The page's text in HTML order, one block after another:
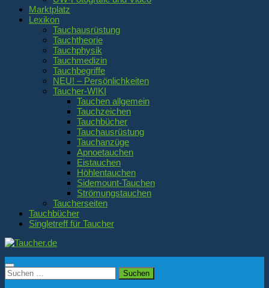
Marktplatz
Lexikon
Tauchausrüstung
Tauchtheorie
Tauchphysik
Tauchmedizin
Tauchbegriffe
NEU! – Persönlichkeiten
Taucher-WIKI
Tauchen allgemein
Tauchzeichen
Tauchbücher
Tauchausrüstung
Tauchanzüge
Apnoetauchen
Eistauchen
Höhlentauchen
Sidemount-Tauchen
Strömungstauchen
Taucherseiten
Tauchbücher
Singletreff für Taucher
Suchen
nach: